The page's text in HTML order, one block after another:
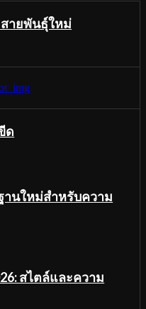
ายพันธุ์ใหม่
ด
านใหม่สำหรับความ
สไตล์และความ